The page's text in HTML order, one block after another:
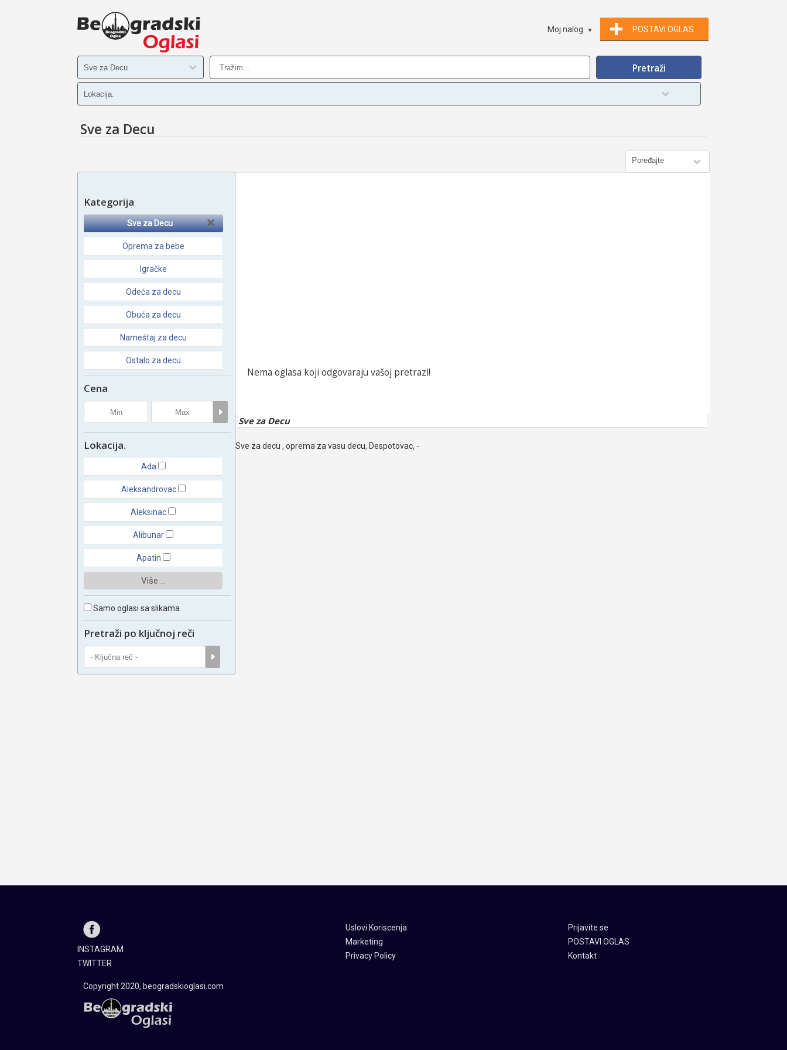
POSTAVI OGLAS
Moj nalog
Sve za Decu
Kategorija
Sve za Decu
Oprema za bebe
Igračke
Odeća za decu
Obuća za decu
Nameštaj za decu
Ostalo za decu
Cena
Lokacija.
Ada
Aleksandrovac
Aleksinac
Alibunar
Apatin
Više ...
Samo oglasi sa slikama
Pretraži po ključnoj reči
Nema oglasa koji odgovaraju vašoj pretrazi!
Sve za Decu
Sve za decu , oprema za vasu decu, Despotovac, -
Uslovi Koriscenja
Marketing
Privacy Policy
Prijavite se
POSTAVI OGLAS
Kontakt
INSTAGRAM
TWITTER
Copyright 2020, beogradskioglasi.com